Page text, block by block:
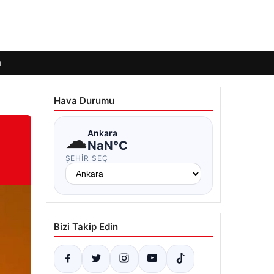
Hava Durumu
☁Ankara
NaN°C
ŞEHIR SEÇ
Bizi Takip Edin